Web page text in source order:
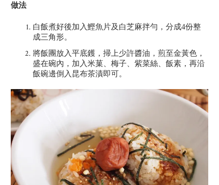
做法
白飯煮好後加入鰹魚片及白芝麻拌勻，分成4份整
成三角形。
將飯團放入平底鑊，掃上少許醬油，煎至金黃色，
盛在碗內，加入米菓、梅子、紫菜絲、飯素，再沿
飯碗邊倒入昆布茶漬即可。